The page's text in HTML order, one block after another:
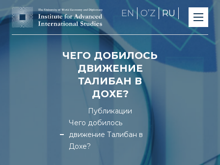
EN OʼZ RU
ЧЕГО ДОБИЛОСЬ
ДВИЖЕНИЕ
ТАЛИБАН В
ДОХЕ?
Публикации
Чего добилось
движение Талибан в
Дохе?